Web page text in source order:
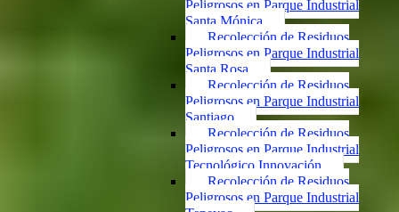
Peligrosos en Parque Industrial
Santa Mónica
Recolección de Residuos
Peligrosos en Parque Industrial
Santa Rosa
Recolección de Residuos
Peligrosos en Parque Industrial
Santiago
Recolección de Residuos
Peligrosos en Parque Industrial
Tecnológico Innovación
Recolección de Residuos
Peligrosos en Parque Industrial